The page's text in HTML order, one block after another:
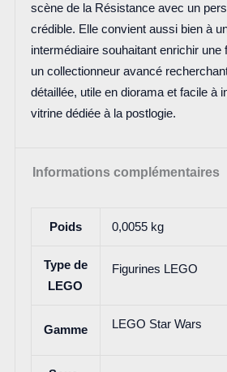
scène de la Résistance avec un
crédible. Elle convient aussi bien à
intermédiaire souhaitant enrichir une
un collectionneur avancé
détaillée, utile en diorama et facile à
vitrine dédiée à la postlogie.
Informations complémentaires
Poids 0,0055 kg
Type de
LEGO
Figurines LEGO
Gamme LEGO Star Wars